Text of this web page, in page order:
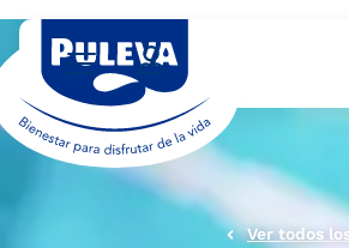
Ver todos